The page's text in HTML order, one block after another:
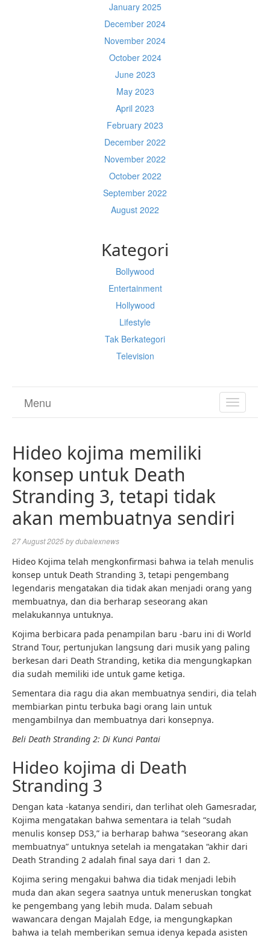
January 2025
December 2024
November 2024
October 2024
June 2023
May 2023
April 2023
February 2023
December 2022
November 2022
October 2022
September 2022
August 2022
Kategori
Bollywood
Entertainment
Hollywood
Lifestyle
Tak Berkategori
Television
TOGGLE
Menu
Hideo kojima memiliki
konsep untuk Death
Stranding 3, tetapi tidak
akan membuatnya sendiri
27 August 2025bydubaiexnews
Hideo Kojima telah mengkonfirmasi bahwa ia telah menulis
konsep untuk Death Stranding 3, tetapi pengembang
legendaris mengatakan dia tidak akan menjadi orang yang
membuatnya, dan dia berharap seseorang akan
melakukannya untuknya.
Kojima berbicara pada penampilan baru -baru ini di World
Strand Tour, pertunjukan langsung dari musik yang paling
berkesan dari Death Stranding, ketika dia mengungkapkan
dia sudah memiliki ide untuk game ketiga.
Sementara dia ragu dia akan membuatnya sendiri, dia telah
membiarkan pintu terbuka bagi orang lain untuk
mengambilnya dan membuatnya dari konsepnya.
Beli Death Stranding 2: Di Kunci Pantai
Hideo kojima di Death
Stranding 3
Dengan kata -katanya sendiri, dan terlihat oleh Gamesradar,
Kojima mengatakan bahwa sementara ia telah “sudah
menulis konsep DS3,” ia berharap bahwa “seseorang akan
membuatnya” untuknya setelah ia mengatakan “akhir dari
Death Stranding 2 adalah final saya dari 1 dan 2.
Kojima sering mengakui bahwa dia tidak menjadi lebih
muda dan akan segera saatnya untuk meneruskan tongkat
ke pengembang yang lebih muda. Dalam sebuah
wawancara dengan Majalah Edge, ia mengungkapkan
bahwa ia telah memberikan semua idenya kepada asisten